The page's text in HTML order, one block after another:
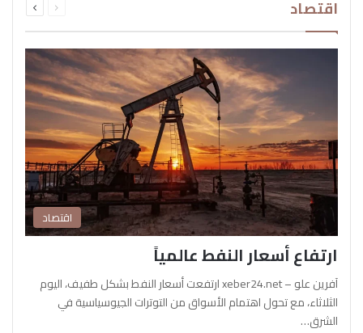
اقتصاد الصفحةالصفحة
اقتصاد
ارتفاع أسعار النفط عالمياً
آفرين علو – xeber24.net ارتفعت أسعار النفط بشكل طفيف، اليوم
الثلاثاء، مع تحول اهتمام الأسواق من التوترات الجيوسياسية في
الشرق…